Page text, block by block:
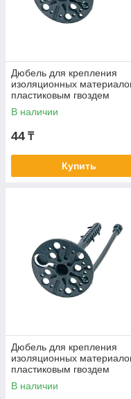
Дюбель для крепления
изоляционных
пластиковым гвоздем
LEWOD 10*180
В наличии
44 ₸
Купить
Дюбель для крепления
изоляционных
пластиковым гвоздем
LEWOD 10*160
В наличии